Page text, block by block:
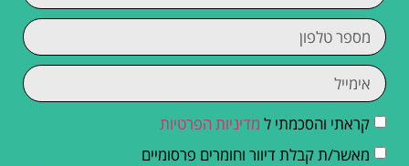
קראתי והסכמתי ל מדיניות הפרטיות
מאשר/ת קבלת דיוור וחומרים פרסומיים